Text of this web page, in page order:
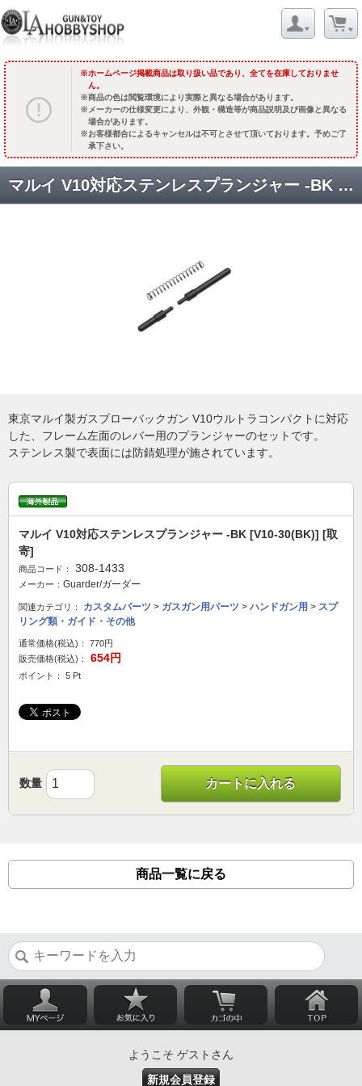
ホームページ掲載商品は取り扱い品であり、全てを在庫しておりませ
ん。
商品の色は閲覧環境により実際と異なる場合があります。
メーカーの仕様変更により、外観・構造等が商品説明及び画像と異なる
場合があります。
お客様都合によるキャンセルは不可とさせて頂いております。予めご了
承下さい。
マルイ V10対応ステンレスプランジャー -BK [V10-30(BK)] [取寄]
東京マルイ製ガスブローバックガン V10ウルトラコンパクトに対応
した、フレーム左面のレバー用のプランジャーのセットです。
ステンレス製で表面には防錆処理が施されています。
マルイ V10対応ステンレスプランジャー -BK [V10-30(BK)] [取
寄]
商品コード： 308-1433
メーカー： Guarder/ガーダー
関連カテゴリ： カスタムパーツ > ガスガン用パーツ > ハンドガン用 > スプ
リング類・ガイド・その他
通常価格(税込)：
770円
販売価格(税込)：
654円
ポイント： 5 Pt
数量 カートに入れる
商品一覧に戻る
ようこそ ゲストさん
新規会員登録